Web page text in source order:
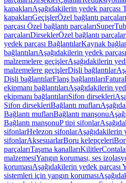
kapaklarıAşağıdakilerin yedek parçası
kapaklarıGeçişlerÖzel bağlantı parçaları
parçası Özel bağlantı parçaları
parçalarıDirseklerÖzel bağlantı
yedek parçası BağlantılarKaynak
bağlantılarıAşağıdakilerin yedek
malzemelere geçişlerAşağıdakilerin
malzemelere geçişlerDişli bağlantılar
Dişli bağlantılarFlanş bağlantıları
ekipmanı bağlantılarıAşağıdakilerin
ekipmanı bağlantılarıSifon dirsekleri
Sifon dirsekleriBağlantı mufları
Bağlantı muflarıBağlantı manşonu
Bağlantı manşonuP tipi sifonlar
sifonlarHelezon sifonlarAşağıdakilerin
sifonlarAksesuarlarBoru kelepçeleri
parçalarıTaşıma kanallarıKilitler
malzemesiYangın koruması, ses
korumasıAşağıdakilerin yedek parçası
sistemleri için yangın koruması